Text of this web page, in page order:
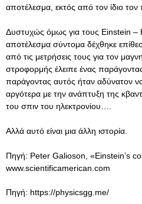
αποτέλεσμα, εκτός από τον ίδιο τον
Δυστυχώς όμως για τους Einstein –
αποτέλεσμα σύντομα δέχθηκε
από τις μετρήσεις τους για τον
στροφορμής έλειπε ένας
παράγοντας αυτός ήταν αδύνατον
αργότερα με την ανάπτυξη της
του σπιν του ηλεκτρονίου….
Αλλά αυτό είναι μια άλλη ιστορία.
Πηγή: Peter Galioson, «Einstein’s
www.scientificamerican.com
Πηγή: https://physicsgg.me/